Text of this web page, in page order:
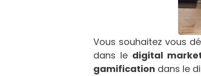
Vous souhaitez vous
dans le digital
gamification dans le